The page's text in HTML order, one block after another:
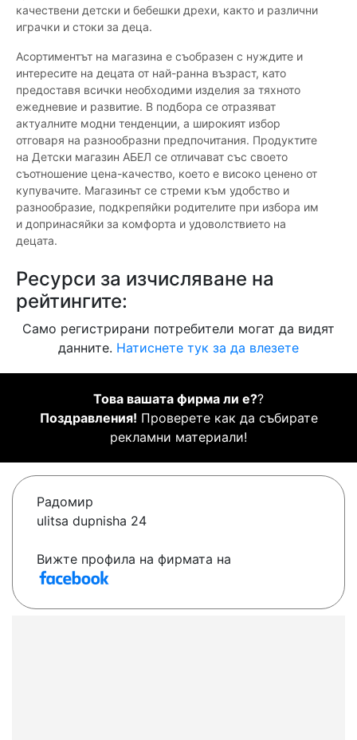
качествени детски и бебешки дрехи, както и различни
играчки и стоки за деца.
Асортиментът на магазина е съобразен с нуждите и
интересите на децата от най-ранна възраст, като
предоставя всички необходими изделия за тяхното
ежедневие и развитие. В подбора се отразяват
актуалните модни тенденции, а широкият избор
отговаря на разнообразни предпочитания. Продуктите
на Детски магазин АБЕЛ се отличават със своето
съотношение цена-качество, което е високо ценено от
купувачите. Магазинът се стреми към удобство и
разнообразие, подкрепяйки родителите при избора им
и допринасяйки за комфорта и удоволствието на
децата.
Ресурси за изчисляване на
рейтингите:
Само регистрирани потребители могат да видят
данните. Натиснете тук за да влезете
Това вашата фирма ли е??
Поздравления! Проверете как да събирате
рекламни материали!
Радомир
ulitsa dupnisha 24
Вижте профила на фирмата на